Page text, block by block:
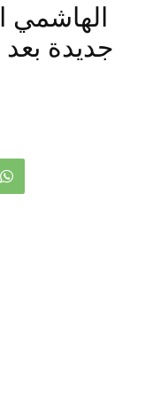
الهاشمي
جديدة بعد